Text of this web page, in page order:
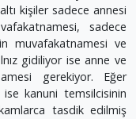
kişiler sadece annesi
sadece
muvafakatnamesi ve
gidiliyor ise anne ve
gerekiyor. Eğer
kanuni temsilcisinin
tasdik edilmiş